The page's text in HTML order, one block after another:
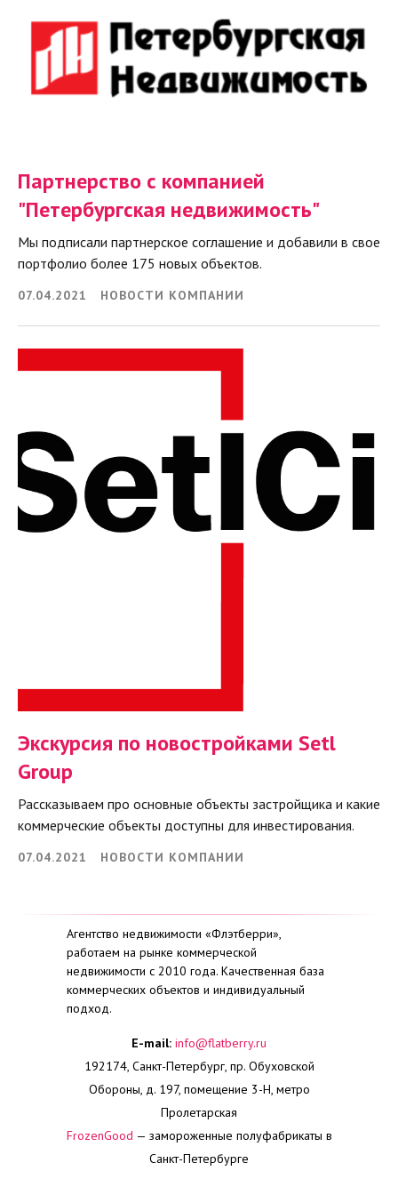
Партнерство с компанией
"Петербургская недвижимость"
Мы подписали партнерское соглашение и добавили в свое
портфолио более 175 новых объектов.
07.04.2021 НОВОСТИ КОМПАНИИ
Экскурсия по новостройками Setl
Group
Рассказываем про основные объекты застройщика и какие
коммерческие объекты доступны для инвестирования.
07.04.2021 НОВОСТИ КОМПАНИИ
Агентство недвижимости «Флэтберри»,
работаем на рынке коммерческой
недвижимости с 2010 года. Качественная база
коммерческих объектов и индивидуальный
подход.
E-mail: info@flatberry.ru
192174, Санкт-Петербург, пр. Обуховской
Обороны, д. 197, помещение 3-Н, метро
Пролетарская
FrozenGood — замороженные полуфабрикаты в
Санкт-Петербурге